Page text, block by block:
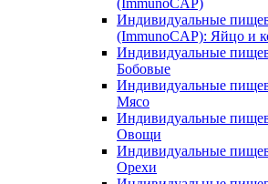
(ImmunoCAP)
Индивидуальные
(ImmunoCAP): Яйцо и
Индивидуальные
Бобовые
Индивидуальные
Мясо
Индивидуальные
Овощи
Индивидуальные
Орехи